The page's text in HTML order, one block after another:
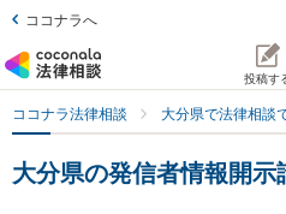
ココナラへ
投稿す
ココナラ法律相談 大分県で法律相談
大分県の発信者情報開示